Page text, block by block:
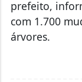
prefeito,
com 1.700
árvores.